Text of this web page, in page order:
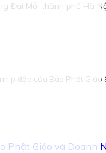
Đại Mỗ, thành phố Hà
đập của Báo Phật Giáo
Phật Giáo và Doanh